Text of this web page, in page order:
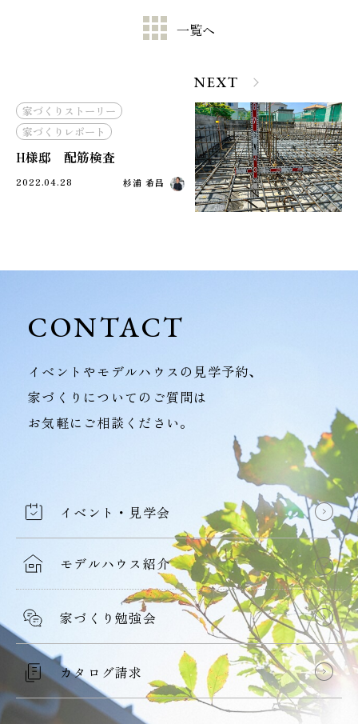
一覧へ
NEXT
家づくりストーリー
家づくりレポート
H様邸 配筋検査
2022.04.28 杉浦 希昌
CONTACT
イベントやモデルハウスの見学予約、
家づくりについてのご質問は
お気軽にご相談ください。
イベント・見学会
モデルハウス紹介
家づくり勉強会
カタログ請求